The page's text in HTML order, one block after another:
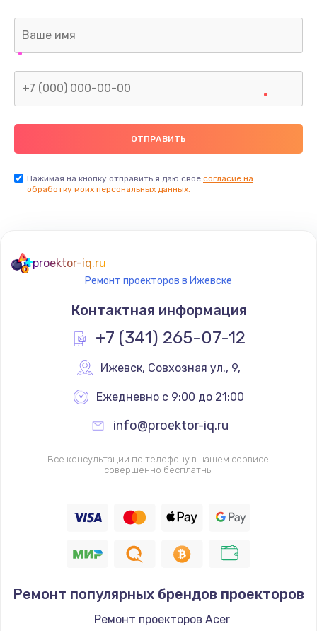
Нажимая на кнопку отправить я даю свое согласие на
обработку моих персональных данных.
proektor-iq.ru
Ремонт проекторов в Ижевске
Контактная информация
+7 (341) 265-07-12
Ижевск, Совхозная ул., 9,
Ежедневно с 9:00 до 21:00
info@proektor-iq.ru
Все консультации по телефону в нашем сервисе
совершенно бесплатны
Ремонт популярных брендов проекторов
Ремонт проекторов Acer